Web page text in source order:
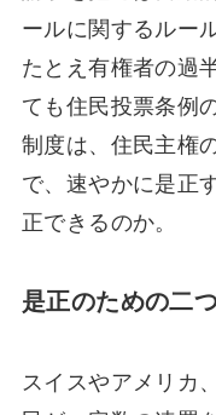
ールに関するルー
たとえ有権者の過
ても住民投票条例
制度は、住民主権
で、速やかに是正
正できるのか。
是正のための二
スイスやアメリカ